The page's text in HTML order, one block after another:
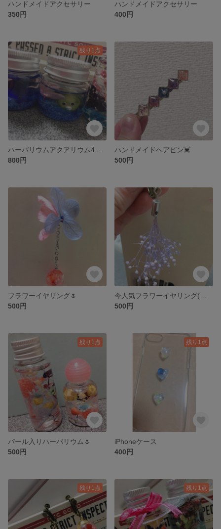
ハンドメイドアクセサリー
350円
ハンドメイドアクセサリー
400円
残り1点
800円
ハンドメイドヘアピン💓
500円
フラワーイヤリング🌷
500円
500円
残り1点
パール入りハーバリウム🌷
500円
残り1点
iPhoneケース
400円
残り1点 残り1点